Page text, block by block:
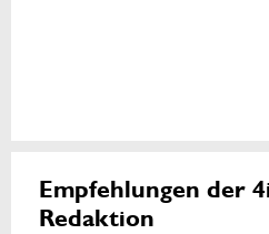
Empfehlungen der
Redaktion